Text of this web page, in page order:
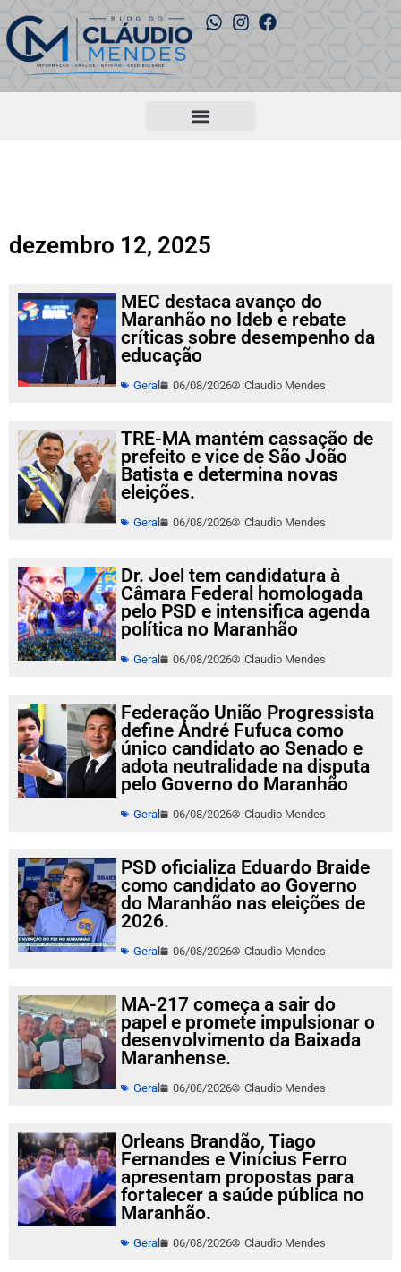
dezembro 12, 2025
MEC destaca avanço do
Maranhão no Ideb e rebate
críticas sobre desempenho da
educação
Geral 06/08/2026 Claudio Mendes
TRE-MA mantém cassação de
prefeito e vice de São João
Batista e determina novas
eleições.
Geral 06/08/2026 Claudio Mendes
Dr. Joel tem candidatura à
Câmara Federal homologada
pelo PSD e intensifica agenda
política no Maranhão
Geral 06/08/2026 Claudio Mendes
Federação União Progressista
define André Fufuca como
único candidato ao Senado e
adota neutralidade na disputa
pelo Governo do Maranhão
Geral 06/08/2026 Claudio Mendes
PSD oficializa Eduardo Braide
como candidato ao Governo
do Maranhão nas eleições de
2026.
Geral 06/08/2026 Claudio Mendes
MA-217 começa a sair do
papel e promete impulsionar o
desenvolvimento da Baixada
Maranhense.
Geral 06/08/2026 Claudio Mendes
Orleans Brandão, Tiago
Fernandes e Vinícius Ferro
apresentam propostas para
fortalecer a saúde pública no
Maranhão.
Geral 06/08/2026 Claudio Mendes